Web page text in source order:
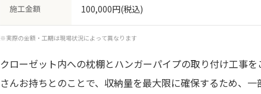
施工金額 100,000円(税込)
※実際の金額・工期は現場状況によって異なります
クローゼット内への枕棚とハンガーパイプの取り付け工事
さんお持ちとのことで、収納量を最大限に確保するため、